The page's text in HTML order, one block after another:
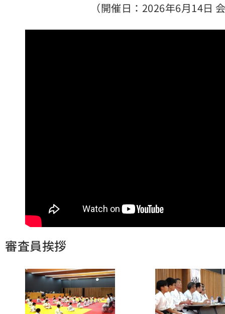
（開催日：2026年6月14日
審査員挨拶